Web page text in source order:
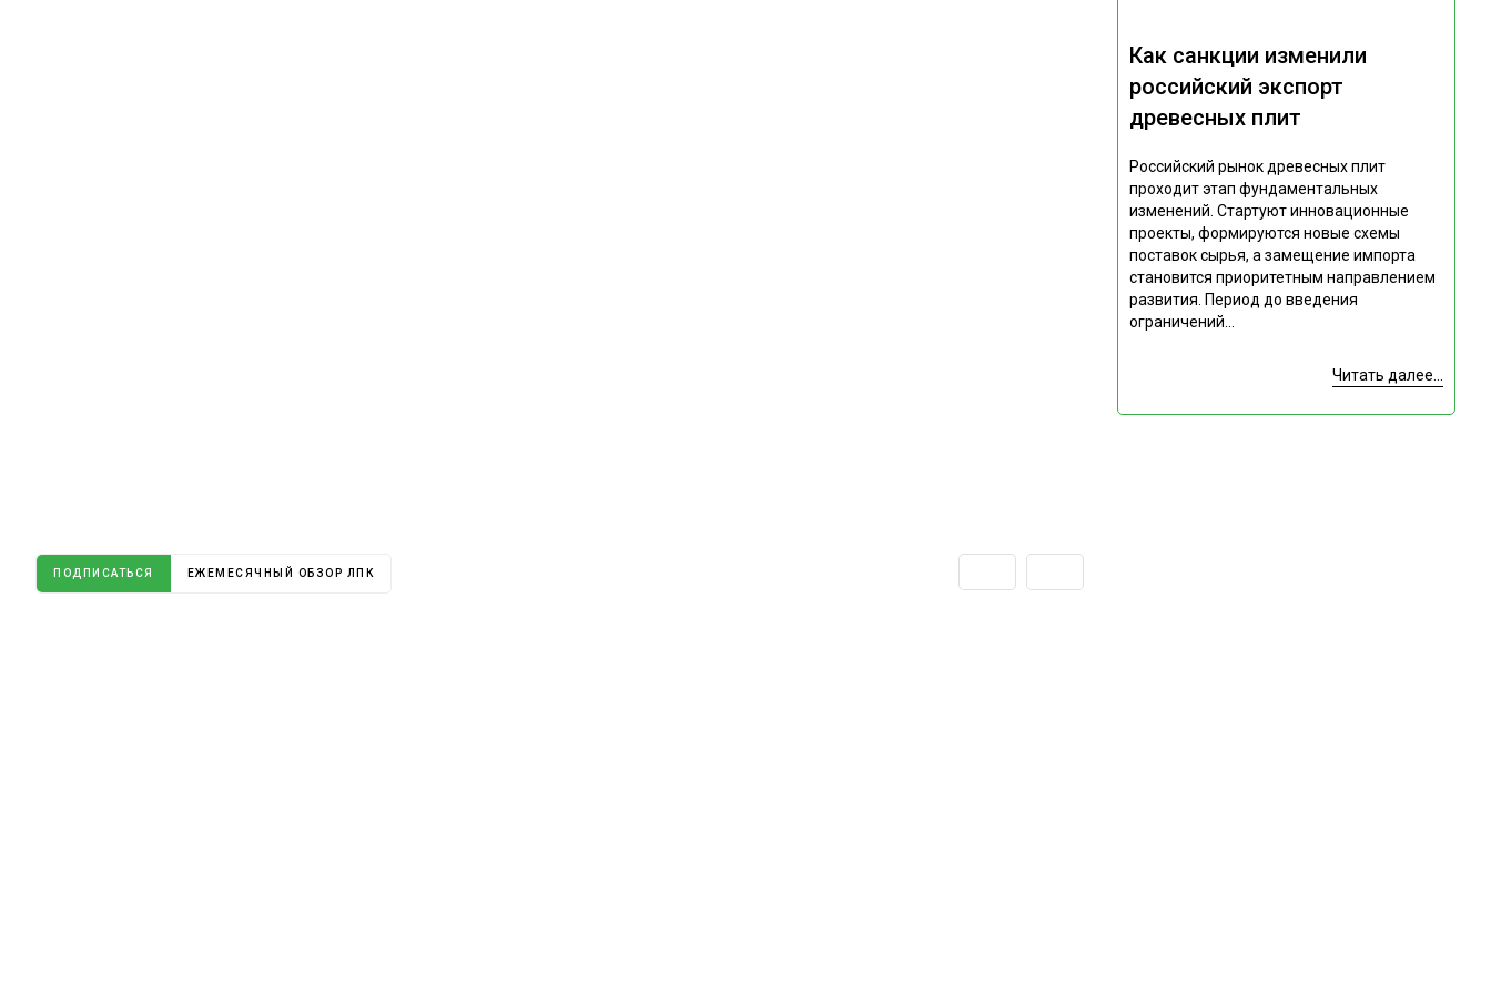
Как санкции изменили
российский экспорт
древесных плит
Российский рынок древесных плит
проходит этап фундаментальных
изменений. Стартуют инновационные
проекты, формируются новые схемы
поставок сырья, а замещение импорта
становится приоритетным направлением
развития. Период до введения
ограничений...
Читать далее...
ПОДПИСАТЬСЯ ЕЖЕМЕСЯЧНЫЙ ОБЗОР ЛПК